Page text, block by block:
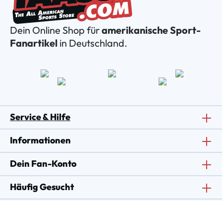
Dein Online Shop füramerikanische Sport-
Fanartikel in Deutschland.
Service & Hilfe
Informationen
Dein Fan-Konto
Häufig Gesucht